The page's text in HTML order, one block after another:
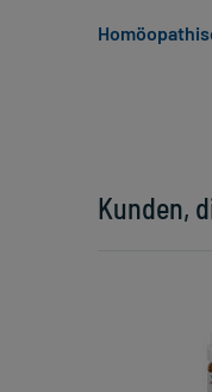
Kunden,